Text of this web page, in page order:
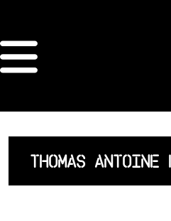
ORDRE DES
ARCHITECTES
ACCUEIL
LISTE DES
THOMAS